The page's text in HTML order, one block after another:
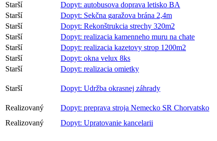
Starší
Dopyt: autobusova doprava letisko BA
Starší
Dopyt: Sekčna garažova brána 2,4m
Starší
Dopyt: Rekonštrukcia strechy 320m2
Starší
Dopyt: realizacia kamenneho muru na chate
Starší
Dopyt: realizacia kazetovy strop 1200m2
Starší
Dopyt: okna velux 8ks
Starší
Dopyt: realizacia omietky
Starší Dopyt: Udržba okrasnej záhrady
Realizovaný
Dopyt: preprava stroja Nemecko SR Chorvatsko
Realizovaný
Dopyt: Upratovanie kancelarii